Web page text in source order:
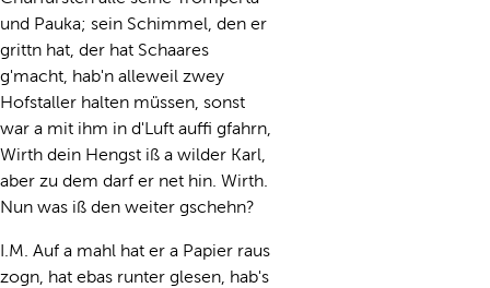
und Pauka; sein Schimmel, den er
grittn hat, der hat Schaares
g'macht, hab'n alleweil zwey
Hofstaller halten müssen, sonst
war a mit ihm in d'Luft auffi gfahrn,
Wirth dein Hengst iß a wilder Karl,
aber zu dem darf er net hin. Wirth.
Nun was iß den weiter gschehn?
I.M. Auf a mahl hat er a Papier raus
zogn, hat ebas runter glesen, hab's